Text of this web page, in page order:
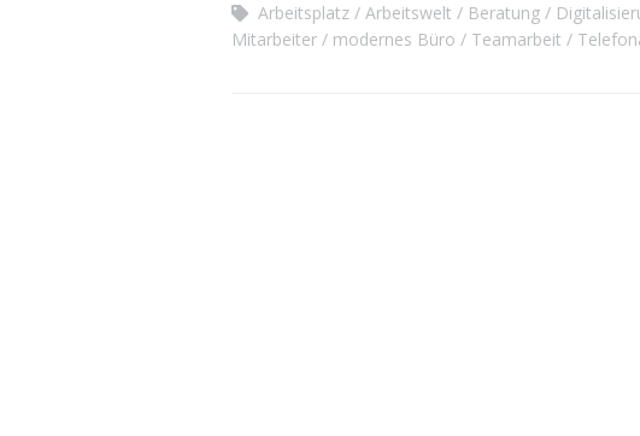
Arbeitsplatz
Arbeitswelt Beratung
Mitarbeiter
modernes Büro Teamarbeit